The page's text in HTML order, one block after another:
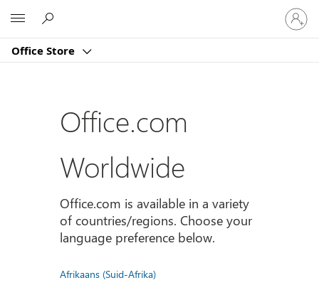
Office Store
Sign
in
to
account
Office.com
Worldwide
Office.com is available in a variety
of countries/regions. Choose your
language preference below.
Afrikaans (Suid-Afrika)